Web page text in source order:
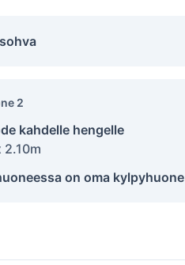
2
kahdelle hengelle
2.10m
on oma kylpyhuone